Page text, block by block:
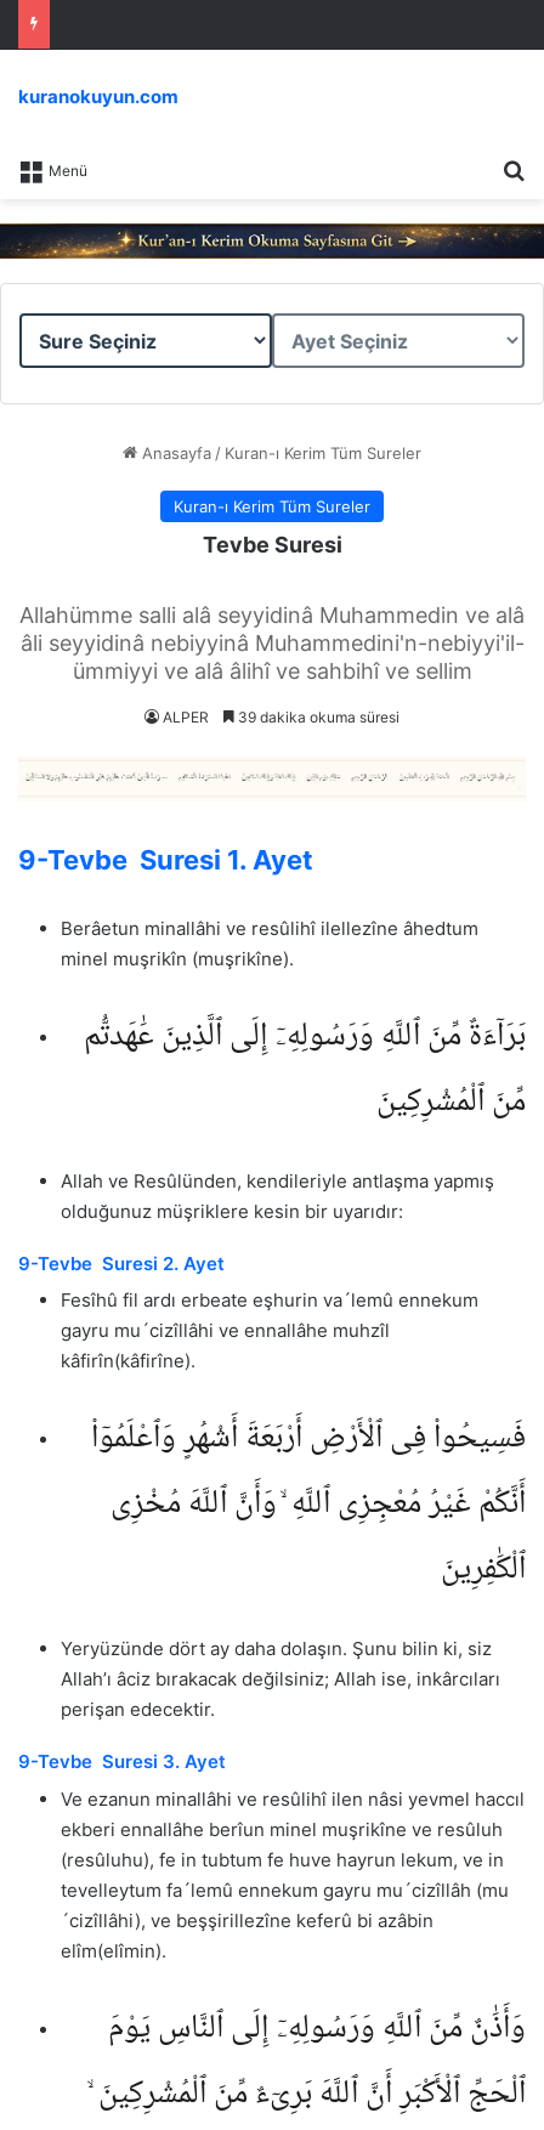
Menü
kuranokuyun.com
Sure
Ayet
Anasayfa / Kuran-ı Kerim Tüm Sureler
Kuran-ı Kerim Tüm Sureler
Tevbe Suresi
Allahümme salli alâ seyyidinâ Muhammedin ve alâ
âli seyyidinâ nebiyyinâ Muhammedini'n-nebiyyi'il-
ümmiyyi ve alâ âlihî ve sahbihî ve sellim
ALPER 39 dakika okuma süresi
9-Tevbe Suresi 1. Ayet
Berâetun minallâhi ve resûlihî ilellezîne âhedtum
minel muşrikîn (muşrikîne).
بَرَآءَةٌ مِّنَ ٱللَّهِ وَرَسُولِهِۦٓ إِلَى ٱلَّذِينَ عَٰهَدتُّم
مِّنَ ٱلْمُشْرِكِينَ
Allah ve Resûlünden, kendileriyle antlaşma yapmış
olduğunuz müşriklere kesin bir uyarıdır:
9-Tevbe Suresi 2. Ayet
Fesîhû fil ardı erbeate eşhurin va´lemû ennekum
gayru mu´cizîllâhi ve ennallâhe muhzîl
kâfirîn(kâfirîne).
فَسِيحُوا۟ فِى ٱلْأَرْضِ أَرْبَعَةَ أَشْهُرٍ وَٱعْلَمُوٓا۟
أَنَّكُمْ غَيْرُ مُعْجِزِى ٱللَّهِ ۙ وَأَنَّ ٱللَّهَ مُخْزِى
ٱلْكَٰفِرِينَ
Yeryüzünde dört ay daha dolaşın. Şunu bilin ki, siz
Allah’ı âciz bırakacak değilsiniz; Allah ise, inkârcıları
perişan edecektir.
9-Tevbe Suresi 3. Ayet
Ve ezanun minallâhi ve resûlihî ilen nâsi yevmel haccıl
ekberi ennallâhe berîun minel muşrikîne ve resûluh
(resûluhu), fe in tubtum fe huve hayrun lekum, ve in
tevelleytum fa´lemû ennekum gayru mu´cizîllâh (mu
´cizîllâhi), ve beşşirillezîne keferû bi azâbin
elîm(elîmin).
وَأَذَٰنٌ مِّنَ ٱللَّهِ وَرَسُولِهِۦٓ إِلَى ٱلنَّاسِ يَوْمَ
ٱلْحَجِّ ٱلْأَكْبَرِ أَنَّ ٱللَّهَ بَرِىٓءٌ مِّنَ ٱلْمُشْرِكِينَ ۙ